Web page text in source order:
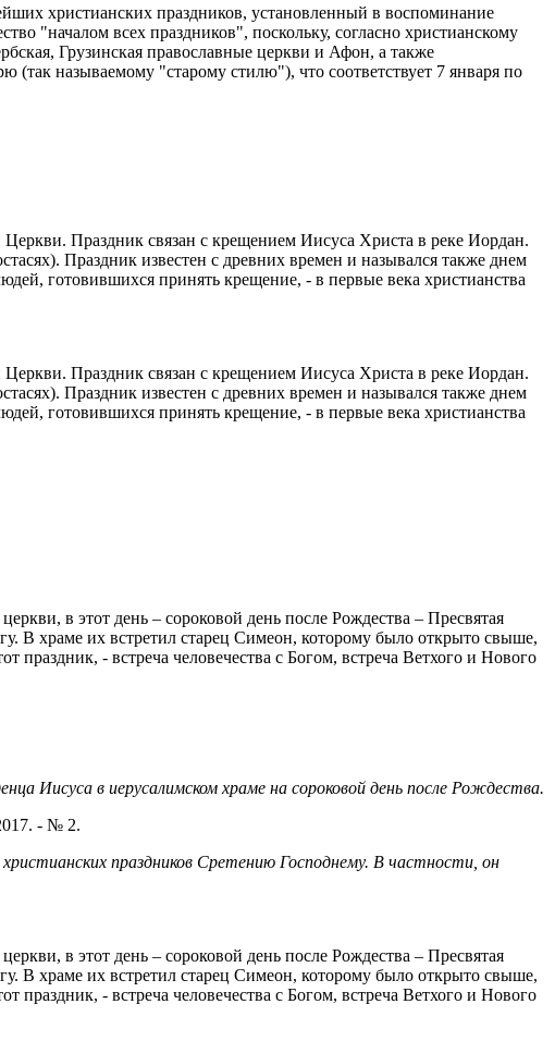
христианских праздников, установленный в воспоминание
"началом всех праздников", поскольку, согласно христианскому
Грузинская православные церкви и Афон, а также
(так называемому "старому стилю"), что соответствует 7 января по
Праздник связан с крещением Иисуса Христа в реке Иордан.
Праздник известен с древних времен и назывался также днем
готовившихся принять крещение, - в первые века христианства
Праздник связан с крещением Иисуса Христа в реке Иордан.
Праздник известен с древних времен и назывался также днем
готовившихся принять крещение, - в первые века христианства
в этот день – сороковой день после Рождества – Пресвятая
В храме их встретил старец Симеон, которому было открыто свыше,
- встреча человечества с Богом, встреча Ветхого и Нового
Иисуса в иерусалимском храме на сороковой день после Рождества.
- № 2.
праздников Сретению Господнему. В частности, он
в этот день – сороковой день после Рождества – Пресвятая
В храме их встретил старец Симеон, которому было открыто свыше,
- встреча человечества с Богом, встреча Ветхого и Нового